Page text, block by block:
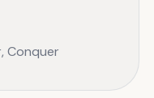
Conquer